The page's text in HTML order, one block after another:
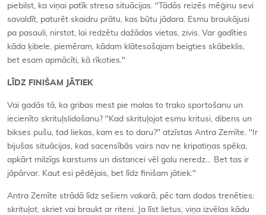
piebilst, ka viņai patīk stresa situācijas. "Tādās reizēs mēģinu sevi
savaldīt, paturēt skaidru prātu, kas būtu jādara. Esmu braukājusi
pa pasauli, nirstot, lai redzētu dažādas vietas, zivis. Var gadīties
kāda ķibele, piemēram, kādam klātesošajam beigties skābeklis,
bet esam apmācīti, kā rīkoties."
LĪDZ FINIŠAM JĀTIEK
Vai gadās tā, ka gribas mest pie malas to trako sportošanu un
iecienīto skrituļslidošanu? "Kad skrituļojot esmu kritusi, dibens un
bikses pušu, tad liekas, kam es to daru?" atzīstas Antra Zemīte. "Ir
bijušas situācijas, kad sacensībās vairs nav ne kripatiņas spēka,
apkārt milzīgs karstums un distancei vēl galu neredz… Bet tas ir
jāpārvar. Kaut esi pēdējais, bet līdz finišam jātiek."
Antra Zemīte strādā līdz sešiem vakarā, pēc tam dodas trenēties:
skrituļot, skriet vai braukt ar riteni. Ja līst lietus, viņa izvēlas kādu